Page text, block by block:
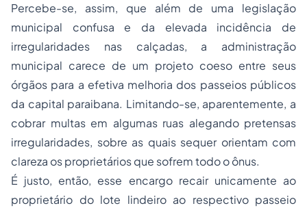
Percebe-se, assim, que além de uma legislação
municipal confusa e da elevada incidência de
irregularidades nas calçadas, a administração
municipal carece de um projeto coeso entre seus
órgãos para a efetiva melhoria dos passeios públicos
da capital paraibana. Limitando-se, aparentemente, a
cobrar multas em algumas ruas alegando pretensas
irregularidades, sobre as quais sequer orientam com
clareza os proprietários que sofrem todo o ônus.
É justo, então, esse encargo recair unicamente ao
proprietário do lote lindeiro ao respectivo passeio